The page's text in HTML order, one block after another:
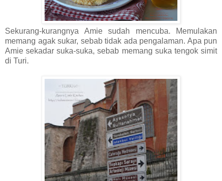
Sekurang-kurangnya Amie sudah mencuba. Memulakan
memang agak sukar, sebab tidak ada pengalaman. Apa pun
Amie sekadar suka-suka, sebab memang suka tengok simit
di Turi.